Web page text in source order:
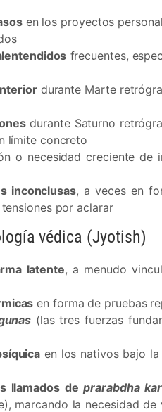
en los proyectos
frecuentes,
durante Marte
durante Saturno
límite concreto
o necesidad creciente
inconclusas, a veces en
por aclarar
védica (Jyotish)
latente, a menudo
en forma de pruebas
(las tres fuerzas
en los nativos bajo
llamados deprarabdha
marcando la necesidad